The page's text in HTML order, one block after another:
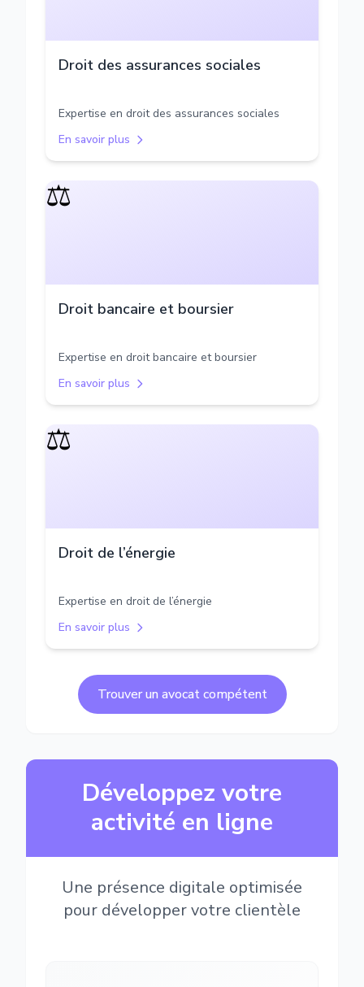
Droit des assurances sociales
Expertise en droit des assurances sociales
En savoir plus
⚖️
Droit bancaire et boursier
Expertise en droit bancaire et boursier
En savoir plus
⚖️
Droit de l’énergie
Expertise en droit de l’énergie
En savoir plus
Trouver un avocat compétent
Développez votre
activité en ligne
Une présence digitale optimisée
pour développer votre clientèle